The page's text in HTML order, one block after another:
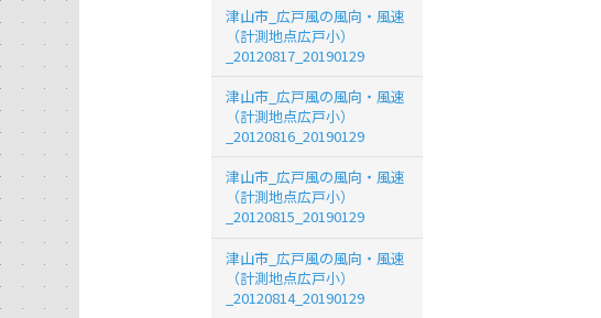
津山市_広戸風の風向・風速
（計測地点広戸小）
_20120817_20190129
津山市_広戸風の風向・風速
（計測地点広戸小）
_20120816_20190129
津山市_広戸風の風向・風速
（計測地点広戸小）
_20120815_20190129
津山市_広戸風の風向・風速
（計測地点広戸小）
_20120814_20190129